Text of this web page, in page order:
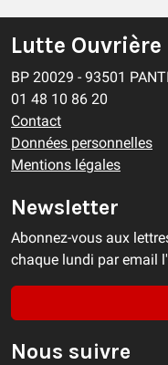
Lutte Ouvrière
BP 20029 - 93501
01 48 10 86 20
Contact
Données personnelles
Mentions légales
Newsletter
Abonnez-vous aux
chaque lundi par email
Nous suivre